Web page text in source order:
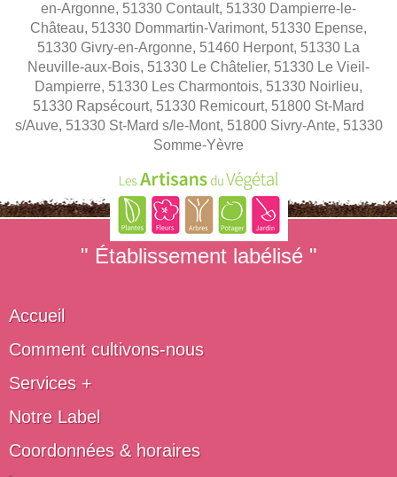
en-Argonne, 51330 Contault, 51330 Dampierre-le-
Château, 51330 Dommartin-Varimont, 51330 Epense,
51330 Givry-en-Argonne, 51460 Herpont, 51330 La
Neuville-aux-Bois, 51330 Le Châtelier, 51330 Le Vieil-
Dampierre, 51330 Les Charmontois, 51330 Noirlieu,
51330 Rapsécourt, 51330 Remicourt, 51800 St-Mard
s/Auve, 51330 St-Mard s/le-Mont, 51800 Sivry-Ante, 51330
Somme-Yèvre
" Établissement labélisé "
Accueil
Comment cultivons-nous
Services +
Notre Label
Coordonnées & horaires